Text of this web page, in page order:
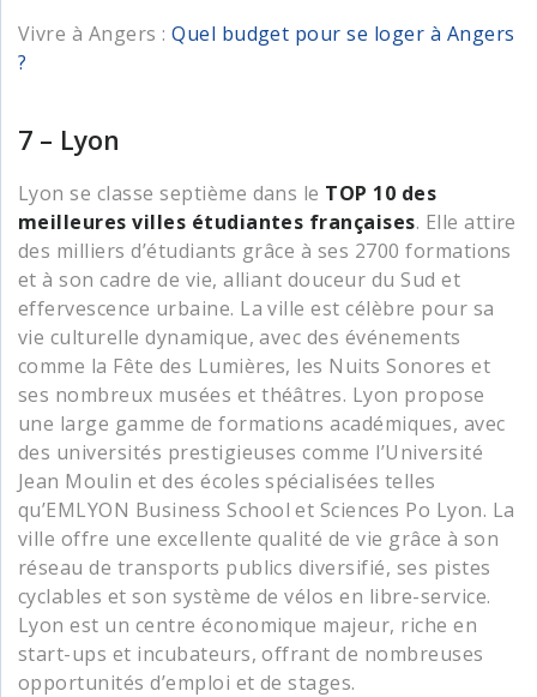
Vivre à Angers :Quel budget pour se loger à Angers
?
7 – Lyon
Lyon se classe septième dans le TOP 10 des
meilleures villes étudiantes françaises. Elle attire
des milliers d’étudiants grâce à ses 2700 formations
et à son cadre de vie, alliant douceur du Sud et
effervescence urbaine. La ville est célèbre pour sa
vie culturelle dynamique, avec des événements
comme la Fête des Lumières, les Nuits Sonores et
ses nombreux musées et théâtres. Lyon propose
une large gamme de formations académiques, avec
des universités prestigieuses comme l’Université
Jean Moulin et des écoles spécialisées telles
qu’EMLYON Business School et Sciences Po Lyon. La
ville offre une excellente qualité de vie grâce à son
réseau de transports publics diversifié, ses pistes
cyclables et son système de vélos en libre-service.
Lyon est un centre économique majeur, riche en
start-ups et incubateurs, offrant de nombreuses
opportunités d’emploi et de stages.